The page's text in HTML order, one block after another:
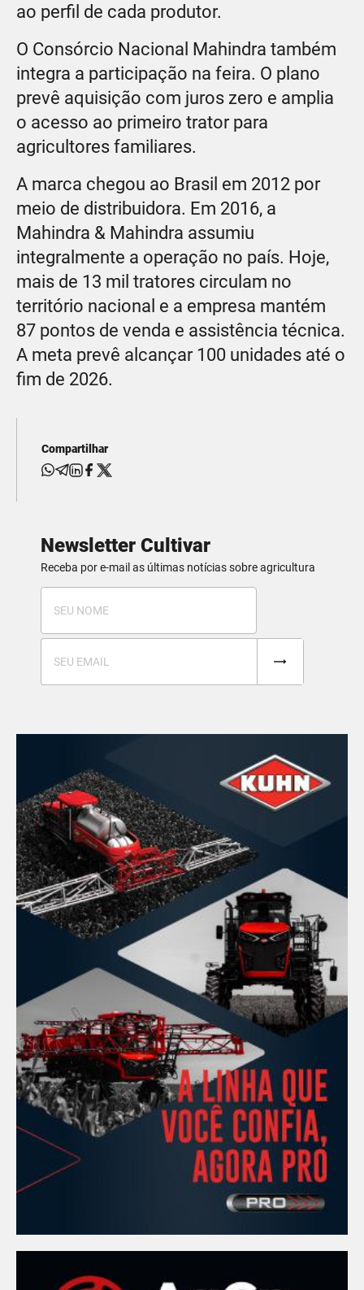
ao perfil de cada produtor.
O Consórcio Nacional Mahindra também
integra a participação na feira. O plano
prevê aquisição com juros zero e amplia
o acesso ao primeiro trator para
agricultores familiares.
A marca chegou ao Brasil em 2012 por
meio de distribuidora. Em 2016, a
Mahindra & Mahindra assumiu
integralmente a operação no país. Hoje,
mais de 13 mil tratores circulam no
território nacional e a empresa mantém
87 pontos de venda e assistência técnica.
A meta prevê alcançar 100 unidades até o
fim de 2026.
Compartilhar
Newsletter Cultivar
Receba por e-mail as últimas notícias sobre agricultura